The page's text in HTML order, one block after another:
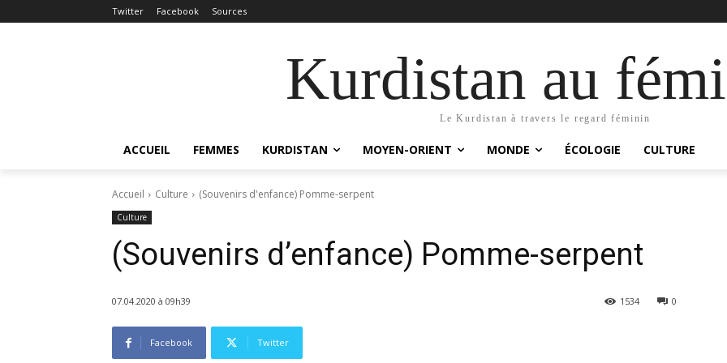
Twitter Facebook Sources
Kurdistan au
Le Kurdistan à travers le regard féminin
ACCUEIL FEMMES KURDISTAN MOYEN-ORIENT MONDE ÉCOLOGIE CULTURE
Accueil Culture (Souvenirs d'enfance) Pomme-serpent
Culture
(Souvenirs d’enfance) Pomme-serpent
07.04.2020 à 09h39 0
1534
Facebook Twitter